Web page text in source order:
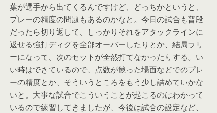
葉が選手から出てくるんですけど、どっちかというと、
プレーの精度の問題もあるのかなと。今日の試合も普段
だったら切り返して、しっかりそれをアタックラインに
返せる強打ディグを全部オーバーしたりとか、結局ラリ
ーになって、次のセットが全然打てなかったりする。い
い時はできているので、点数が競った場面などでのプレ
ーの精度とか、そういうところをもう少し詰めていかな
いと。大事な試合でこういうことが起こるのはわかって
いるので練習してきましたが、今後は試合の設定など、